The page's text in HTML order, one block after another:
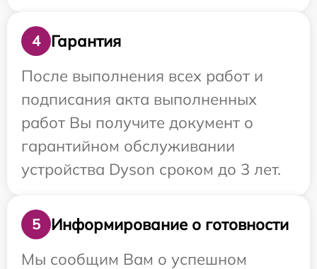
4
Гарантия
После выполнения всех работ и
подписания акта выполненных
работ Вы получите документ о
гарантийном обслуживании
устройства Dyson сроком до 3 лет.
5
Информирование о готовности
Мы сообщим Вам о успешном